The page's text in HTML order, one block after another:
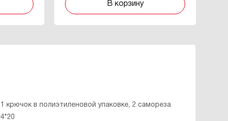
В корзину
1 крючок в полиэтиленовой упаковке, 2 самореза
4*20